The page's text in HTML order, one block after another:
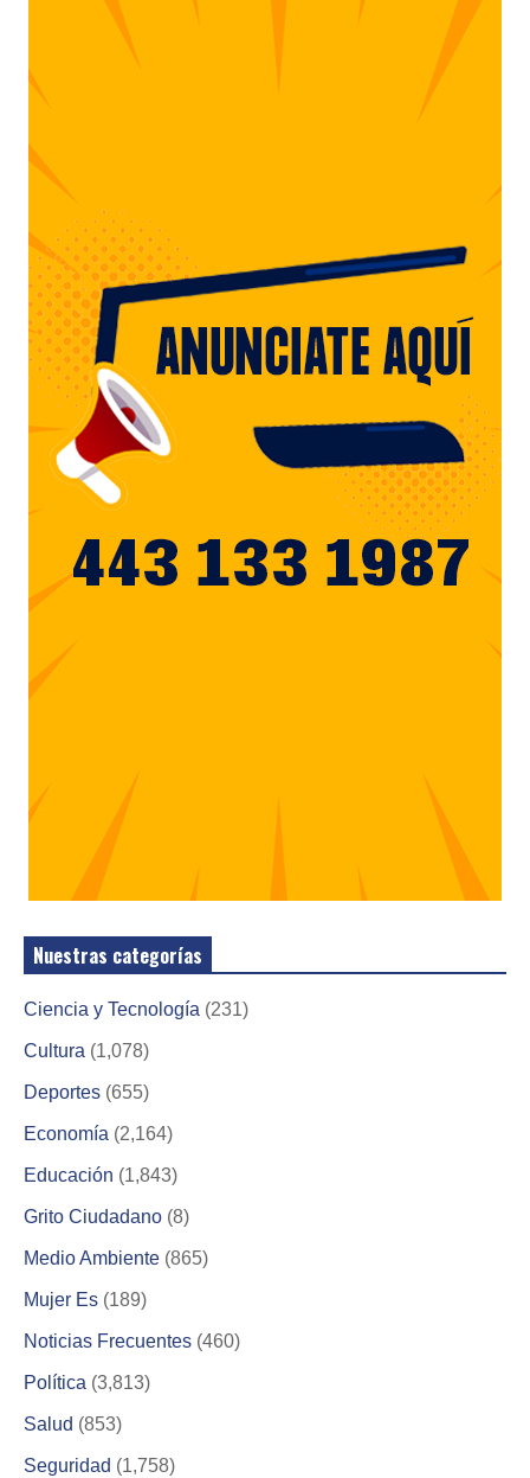
Nuestras categorías
Ciencia y Tecnología (231)
Cultura (1,078)
Deportes (655)
Economía (2,164)
Educación (1,843)
Grito Ciudadano (8)
Medio Ambiente (865)
Mujer Es (189)
Noticias Frecuentes (460)
Política (3,813)
Salud (853)
Seguridad (1,758)